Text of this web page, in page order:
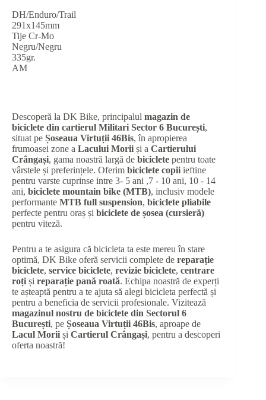
DH/Enduro/Trail
291x145mm
Tije Cr-Mo
Negru/Negru
335gr.
AM
Descoperă la DK Bike, principalul magazin de
biciclete din cartierul Militari Sector 6 București,
situat pe Șoseaua Virtuții 46Bis, în apropierea
frumoasei zone a Lacului Morii și a Cartierului
Crângași, gama noastră largă de biciclete pentru toate
vârstele și preferințele. Oferim biciclete copii ieftine
pentru varste cuprinse intre 3- 5 ani ,7 - 10 ani, 10 - 14
ani, biciclete mountain bike (MTB), inclusiv modele
performante MTB full suspension, biciclete pliabile
perfecte pentru oraș și biciclete de șosea (cursieră)
pentru viteză.
Pentru a te asigura că bicicleta ta este mereu în stare
optimă, DK Bike oferă servicii complete de reparație
biciclete, service biciclete, revizie biciclete, centrare
roți și reparație pană roată. Echipa noastră de experți
te așteaptă pentru a te ajuta să alegi bicicleta perfectă și
pentru a beneficia de servicii profesionale. Vizitează
magazinul nostru de biciclete din Sectorul 6
București, pe Șoseaua Virtuții 46Bis, aproape de
Lacul Morii și Cartierul Crângași, pentru a descoperi
oferta noastră!